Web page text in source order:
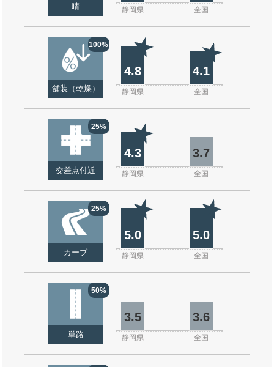
晴 静岡県 全国
100%
舗装（乾燥）
4.8 4.1
静岡県 全国
25%
交差点付近
4.3 3.7
静岡県 全国
25%
カーブ
5.0 5.0
静岡県 全国
50%
単路
3.5 3.6
静岡県 全国